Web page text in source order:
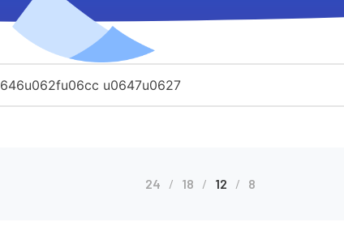
8
12
18
24